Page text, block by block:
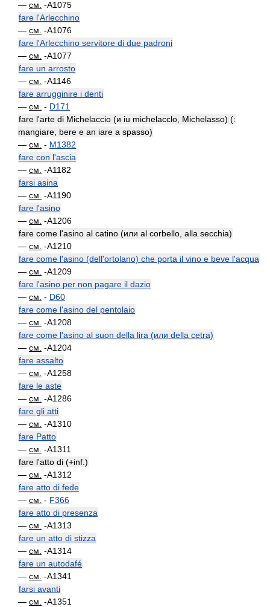
— см. -A1075
fare l'Arlecchino
— см. -A1076
fare l'Arlecchino servitore di due padroni
— см. -A1077
fare un arrosto
— см. -A1146
fare arrugginire i denti
— см. - D171
fare l'arte di Michelaccio (и iu michelacclo, Michelasso) (:
mangiare, bere e an iare a spasso)
— см. - M1382
fare con l'ascia
— см. -A1182
farsi asina
— см. -A1190
fare l'asino
— см. -A1206
fare come l'asino al catino (или al corbello, alla secchia)
— см. -A1210
fare come l'asino (dell'ortolano) che porta il vino e beve l'acqua
— см. -A1209
fare l'asino per non pagare il dazio
— см. - D60
fare come l'asino del pentolaio
— см. -A1208
fare come l'asino al suon della lira (или della cetra)
— см. -A1204
fare assalto
— см. -A1258
fare le aste
— см. -A1286
fare gli atti
— см. -A1310
fare Patto
— см. -A1311
fare l'atto di (+inf.)
— см. -A1312
fare atto di fede
— см. - F366
fare atto di presenza
— см. -A1313
fare un atto di stizza
— см. -A1314
fare un autodafé
— см. -A1341
farsi avanti
— см. -A1351